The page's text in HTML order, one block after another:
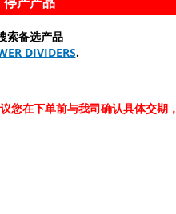
索备选产品
DIVIDERS.
您在下单前与我司确认具体交期，